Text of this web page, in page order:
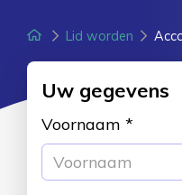
PgD Expertise
Lid worden
Uw gegevens
Voornaam *